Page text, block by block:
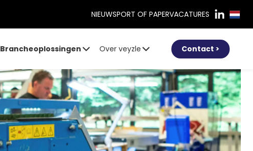
NIEUWSPORT OF PAPERVACATURES
Brancheoplossingen Over veyzle Contact >